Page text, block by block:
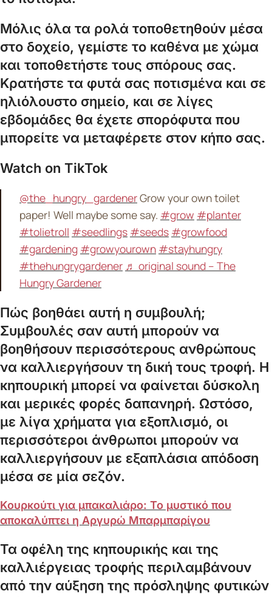
Μόλις όλα τα ρολά τοποθετηθούν μέσα
στο δοχείο, γεμίστε το καθένα με χώμα
και τοποθετήστε τους σπόρους σας.
Κρατήστε τα φυτά σας ποτισμένα και σε
ηλιόλουστο σημείο, και σε λίγες
εβδομάδες θα έχετε σπορόφυτα που
μπορείτε να μεταφέρετε στον κήπο σας.
Watch on TikTok
@the_hungry_gardenerGrow your own toilet
paper! Well maybe some say. #grow #planter
#tolietroll #seedlings #seeds #growfood
#gardening #growyourown #stayhungry
#thehungrygardener ♬ original sound – The
Hungry Gardener
Πώς βοηθάει αυτή η συμβουλή;
Συμβουλές σαν αυτή μπορούν να
βοηθήσουν περισσότερους ανθρώπους
να καλλιεργήσουν τη δική τους τροφή. Η
κηπουρική μπορεί να φαίνεται δύσκολη
και μερικές φορές δαπανηρή. Ωστόσο,
με λίγα χρήματα για εξοπλισμό, οι
περισσότεροι άνθρωποι μπορούν να
καλλιεργήσουν με εξαπλάσια απόδοση
μέσα σε μία σεζόν.
Κουρκούτι για μπακαλιάρο: Το μυστικό που
αποκαλύπτει η Αργυρώ Μπαρμπαρίγου
Τα οφέλη της κηπουρικής και της
καλλιέργειας τροφής περιλαμβάνουν
από την αύξηση της πρόσληψης φυτικών